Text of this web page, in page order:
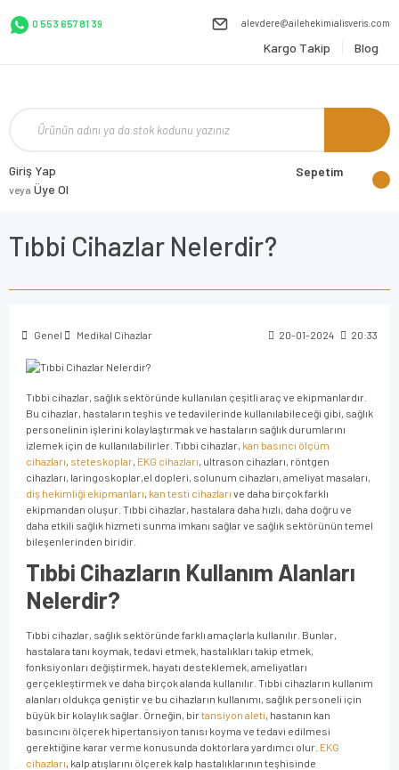
0 553 657 81 39 alevdere@ailehekimialisveris.com
Kargo Takip Blog
Giriş Yap
veya Üye Ol
Sepetim
Tıbbi Cihazlar Nelerdir?
Genel Medikal Cihazlar 20-01-2024 20:33
Tıbbi cihazlar, sağlık sektöründe kullanılan çeşitli araç ve ekipmanlardır.
Bu cihazlar, hastaların teşhis ve tedavilerinde kullanılabileceği gibi, sağlık
personelinin işlerini kolaylaştırmak ve hastaların sağlık durumlarını
izlemek için de kullanılabilirler. Tıbbi cihazlar, kan basıncı ölçüm
cihazları, steteskoplar, EKG cihazları, ultrason cihazları, röntgen
cihazları, laringoskoplar,el dopleri, solunum cihazları, ameliyat masaları,
diş hekimliği ekipmanları, kan testi cihazları ve daha birçok farklı
ekipmandan oluşur. Tıbbi cihazlar, hastalara daha hızlı, daha doğru ve
daha etkili sağlık hizmeti sunma imkanı sağlar ve sağlık sektörünün temel
bileşenlerinden biridir.
Tıbbi Cihazların Kullanım Alanları
Nelerdir?
Tıbbi cihazlar, sağlık sektöründe farklı amaçlarla kullanılır. Bunlar,
hastalara tanı koymak, tedavi etmek, hastalıkları takip etmek,
fonksiyonları değiştirmek, hayatı desteklemek, ameliyatları
gerçekleştirmek ve daha birçok alanda kullanılır. Tıbbi cihazların kullanım
alanları oldukça geniştir ve bu cihazların kullanımı, sağlık personeli için
büyük bir kolaylık sağlar. Örneğin, birtansiyon aleti, hastanın kan
basıncını ölçerek hipertansiyon tanısı koyma ve tedavi edilmesi
gerektiğine karar verme konusunda doktorlara yardımcı olur. EKG
cihazları, kalp atışlarını ölçerek kalp hastalıklarının teşhisinde